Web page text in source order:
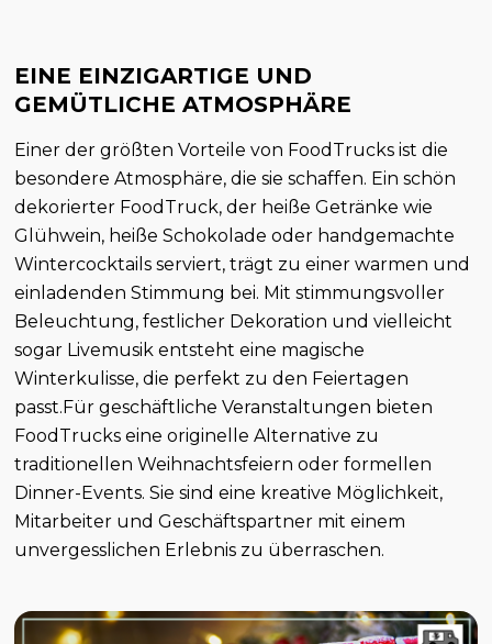
EINE EINZIGARTIGE UND
GEMÜTLICHE ATMOSPHÄRE
Einer der größten Vorteile von FoodTrucks ist die
besondere Atmosphäre, die sie schaffen. Ein schön
dekorierter FoodTruck, der heiße Getränke wie
Glühwein, heiße Schokolade oder handgemachte
Wintercocktails serviert, trägt zu einer warmen und
einladenden Stimmung bei. Mit stimmungsvoller
Beleuchtung, festlicher Dekoration und vielleicht
sogar Livemusik entsteht eine magische
Winterkulisse, die perfekt zu den Feiertagen
passt.Für geschäftliche Veranstaltungen bieten
FoodTrucks eine originelle Alternative zu
traditionellen Weihnachtsfeiern oder formellen
Dinner-Events. Sie sind eine kreative Möglichkeit,
Mitarbeiter und Geschäftspartner mit einem
unvergesslichen Erlebnis zu überraschen.